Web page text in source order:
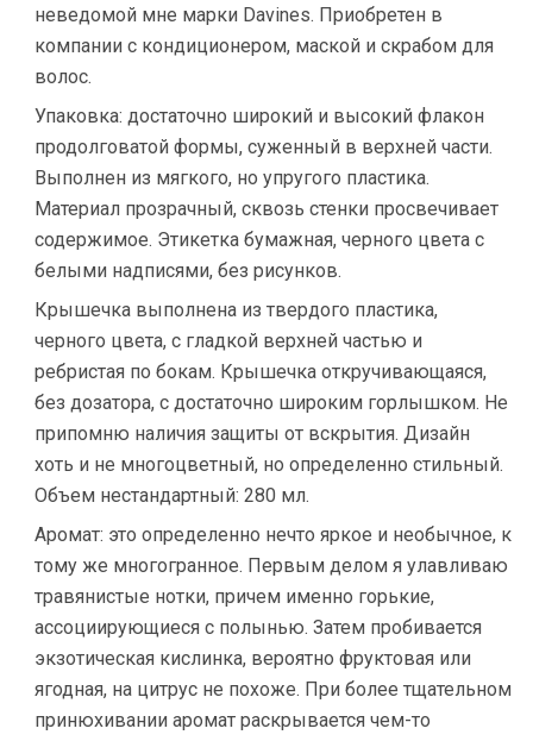
неведомой мне марки Davines. Приобретен в
компании с кондиционером, маской и скрабом для
волос.
Упаковка: достаточно широкий и высокий флакон
продолговатой формы, суженный в верхней части.
Выполнен из мягкого, но упругого пластика.
Материал прозрачный, сквозь стенки просвечивает
содержимое. Этикетка бумажная, черного цвета с
белыми надписями, без рисунков.
Крышечка выполнена из твердого пластика,
черного цвета, с гладкой верхней частью и
ребристая по бокам. Крышечка откручивающаяся,
без дозатора, с достаточно широким горлышком. Не
припомню наличия защиты от вскрытия. Дизайн
хоть и не многоцветный, но определенно стильный.
Объем нестандартный: 280 мл.
Аромат: это определенно нечто яркое и необычное, к
тому же многогранное. Первым делом я улавливаю
травянистые нотки, причем именно горькие,
ассоциирующиеся с полынью. Затем пробивается
экзотическая кислинка, вероятно фруктовая или
ягодная, на цитрус не похоже. При более тщательном
принюхивании аромат раскрывается чем-то